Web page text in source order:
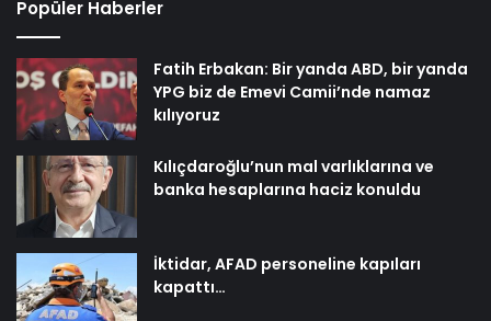
Popüler Haberler
Fatih Erbakan: Bir yanda ABD, bir yanda
YPG biz de Emevi Camii’nde namaz
kılıyoruz
Kılıçdaroğlu’nun mal varlıklarına ve
banka hesaplarına haciz konuldu
İktidar, AFAD personeline kapıları
kapattı…